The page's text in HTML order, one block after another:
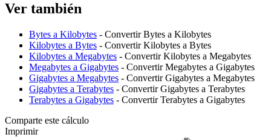
Ver también
Bytes a Kilobytes - Convertir Bytes a Kilobytes
Kilobytes a Bytes - Convertir Kilobytes a Bytes
Kilobytes a Megabytes - Convertir Kilobytes a Megabytes
Megabytes a Gigabytes - Convertir Megabytes a Gigabytes
Gigabytes a Megabytes - Convertir Gigabytes a Megabytes
Gigabytes a Terabytes - Convertir Gigabytes a Terabytes
Terabytes a Gigabytes - Convertir Terabytes a Gigabytes
Comparte este cálculo
Imprimir